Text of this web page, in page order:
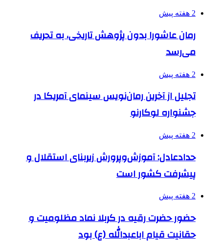
2 هفته پیش
رمان عاشورا بدون پژوهش تاریخی، به تحریف
می‌رسد
2 هفته پیش
تجلیل از آخرین رمان‌نویس سینمای آمریکا در
جشنواره لوکارنو
2 هفته پیش
حدادعادل: آموزش‌وپرورش زیربنای استقلال و
پیشرفت کشور است
2 هفته پیش
حضور حضرت رقیه در کربلا نماد مظلومیت و
حقانیت قیام اباعبدالله (ع) بود